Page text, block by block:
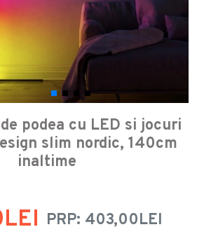
podea cu LED si jocuri
slim nordic, 140cm
inaltime
PRP: 403,00LEI